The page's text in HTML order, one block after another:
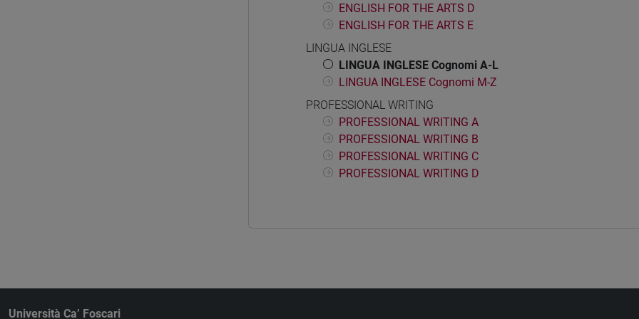
ENGLISH FOR THE ARTS D
ENGLISH FOR THE ARTS E
LINGUA INGLESE
LINGUA INGLESE Cognomi A-L
LINGUA INGLESE Cognomi M-Z
PROFESSIONAL WRITING
PROFESSIONAL WRITING A
PROFESSIONAL WRITING B
PROFESSIONAL WRITING C
PROFESSIONAL WRITING D
Università Ca’ Foscari